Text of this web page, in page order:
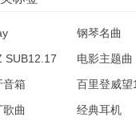
钢琴名曲
SUB12.17
电影主题曲
音箱
歌曲
经典耳机